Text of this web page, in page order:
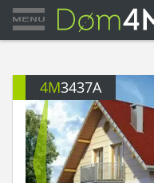
4M3437A